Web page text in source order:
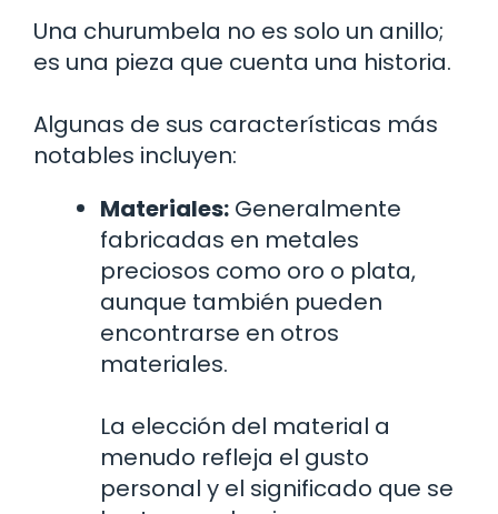
Una churumbela no es solo un anillo;
es una pieza que cuenta una historia.
Algunas de sus características más
notables incluyen:
Materiales: Generalmente
fabricadas en metales
preciosos como oro o plata,
aunque también pueden
encontrarse en otros
materiales.
La elección del material a
menudo refleja el gusto
personal y el significado que se